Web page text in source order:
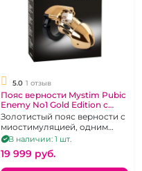
5.0 1 отзыв
Пояс верности Mystim Pubic
Enemy No1 Gold Edition с
миостимуляцией
Золотистый пояс верности с
миостимуляцией, одним
металлическим замочком и
пятью пластиковыми
пломбами
В наличии: 1 шт.
19 999 pуб.